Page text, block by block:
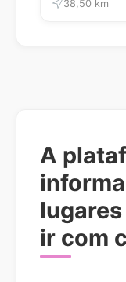
38,50 km
A
ir com